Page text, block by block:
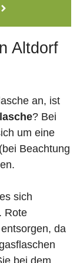
Altdorf
an, ist
? Bei
um eine
Beachtung
sich
. Rote
da